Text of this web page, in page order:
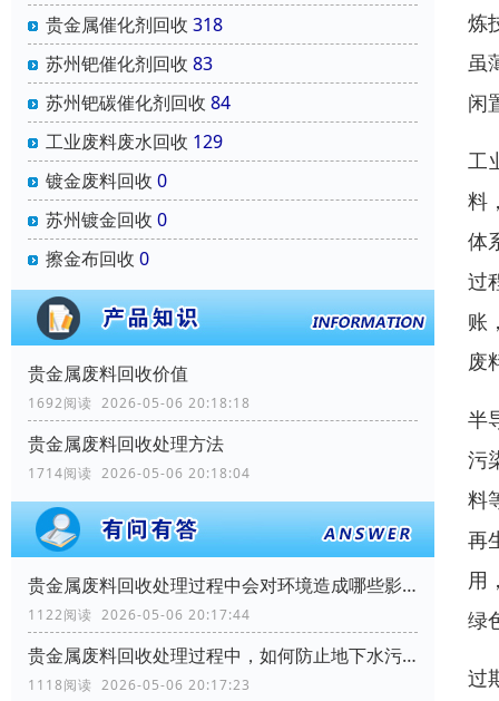
贵金属催化剂回收 318
苏州钯催化剂回收 83
苏州钯碳催化剂回收 84
工业废料废水回收 129
镀金废料回收 0
苏州镀金回收 0
擦金布回收 0
贵金属废料回收价值
1692阅读 2026-05-06 20:18:18
贵金属废料回收处理方法
1714阅读 2026-05-06 20:18:04
贵金属废料回收处理过程中会对环境造成哪些影响？
1122阅读 2026-05-06 20:17:44
贵金属废料回收处理过程中，如何防止地下水污染？
1118阅读 2026-05-06 20:17:23
炼
虽
闲
工
料
体
过
账
废
半
污
料
再
用
绿
过